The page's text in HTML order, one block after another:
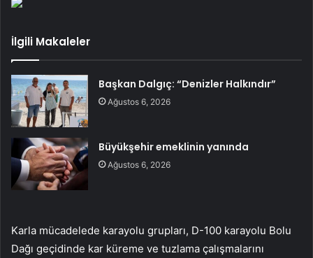
İlgili Makaleler
Başkan Dalgıç: “Denizler Halkındır”
Ağustos 6, 2026
Büyükşehir emeklinin yanında
Ağustos 6, 2026
Karla mücadelede karayolu grupları, D-100 karayolu Bolu
Dağı geçidinde kar küreme ve tuzlama çalışmalarını